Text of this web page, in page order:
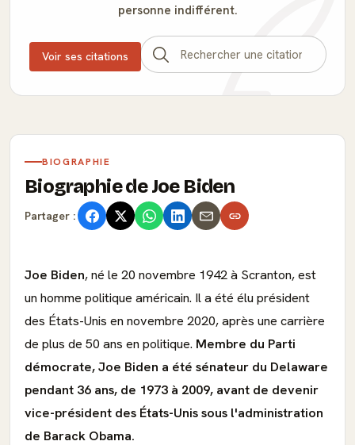
personne indifférent.
Voir ses citations
BIOGRAPHIE
Biographie de Joe Biden
Partager :
Joe Biden, né le 20 novembre 1942 à Scranton, est
un homme politique américain. Il a été élu président
des États-Unis en novembre 2020, après une carrière
de plus de 50 ans en politique. Membre du Parti
démocrate, Joe Biden a été sénateur du Delaware
pendant 36 ans, de 1973 à 2009, avant de devenir
vice-président des États-Unis sous l'administration
de Barack Obama.